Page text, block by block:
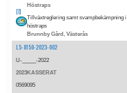
[I]
Höstraps
Tillväxtreglering samt svampbekämpning i
höstraps
Brunnby Gård, Västerås
L5-8150-2023-002
U-_____-2022
2023KASSERAT
0569095